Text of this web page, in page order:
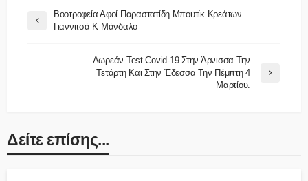
Βοοτροφεία Αφοί Παραστατίδη Μπουτίκ Κρεάτων
Γιαννιτσά K Μάνδαλο
Δωρεάν Test Covid-19 Στην Άρνισσα Την
Τετάρτη Και Στην Έδεσσα Την Πέμπτη 4
Μαρτίου.
Δείτε επίσης...